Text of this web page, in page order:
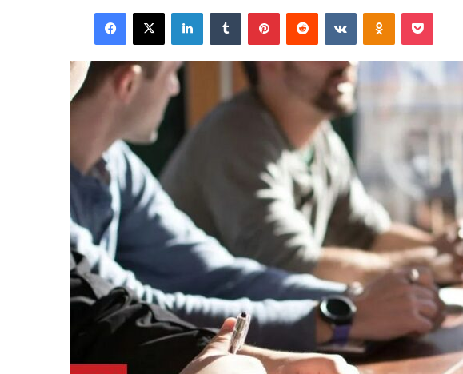
email
Facebook
X LinkedInTumblr PinterestReddit VKontakteOdnoklassniki
Pocket